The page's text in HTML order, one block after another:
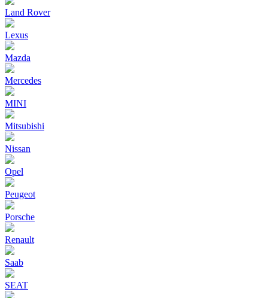
Land Rover
Lexus
Mazda
Mercedes
MINI
Mitsubishi
Nissan
Opel
Peugeot
Porsche
Renault
Saab
SEAT